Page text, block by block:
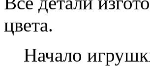
цвета.
Начало